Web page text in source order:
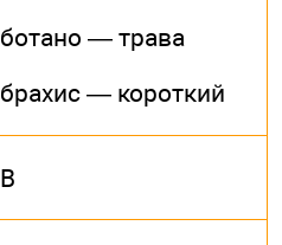
ботано — трава
брахис — короткий
В